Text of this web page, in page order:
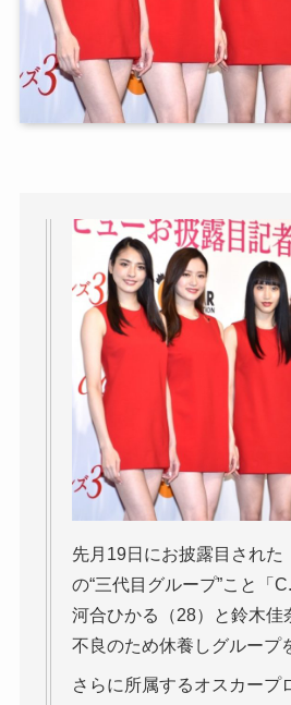
先月19日にお披露目された
の“三代目グループ”こと「
河合ひかる（28）と鈴木佳
不良のため休養しグループ
さらに所属するオスカープ